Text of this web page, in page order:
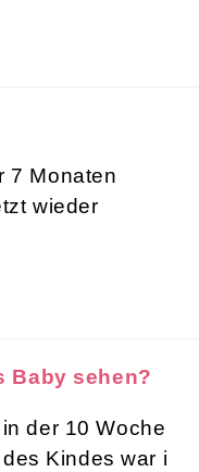
7 Monaten
wieder
Baby sehen?
der 10 Woche
Kindes war i